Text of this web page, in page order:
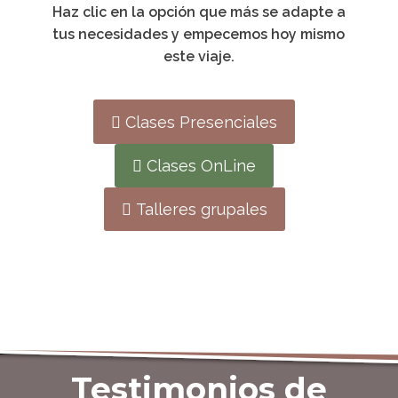
Haz clic en la opción que más se adapte a
tus necesidades y empecemos hoy mismo
este viaje.
Clases Presenciales
Clases OnLine
Talleres grupales
Testimonios de